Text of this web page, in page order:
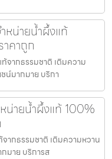
หน่ายน้ำผึ้งแท้
คาถูก
จากธรรมชาติ เติมความ
น์มากมาย บริกา
น่ายน้ำผึ้งแท้ 100%
ากธรรมชาติ เติมความหวาน
มาย บริการส